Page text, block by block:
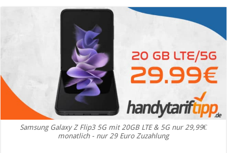
Samsung Galaxy Z Flip3 5G mit 20GB LTE & 5G nur 29,99€
monatlich - nur 29 Euro Zuzahlung